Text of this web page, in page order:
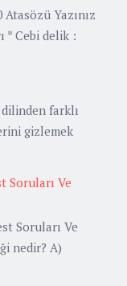
Yazınız
* Cebi delik :
farklı
gizlemek
Soruları Ve
Soruları Ve
nedir? A)